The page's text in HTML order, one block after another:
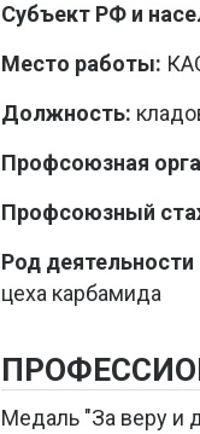
Субъект РФ и
Место работы:
Должность:
Профсоюзная
Профсоюзный
Род
цеха карбамида
Медаль "За веру и